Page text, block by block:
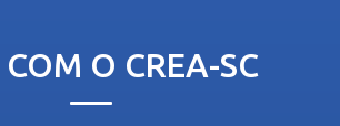
COM O CREA-SC